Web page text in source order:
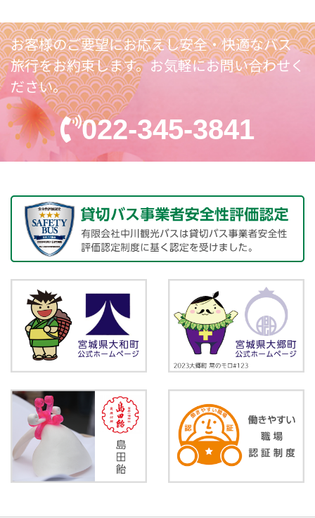
お客様のご要望にお応えし安全・快適なバス
旅行をお約束します。お気軽にお問い合わせく
ださい。
022-345-3841